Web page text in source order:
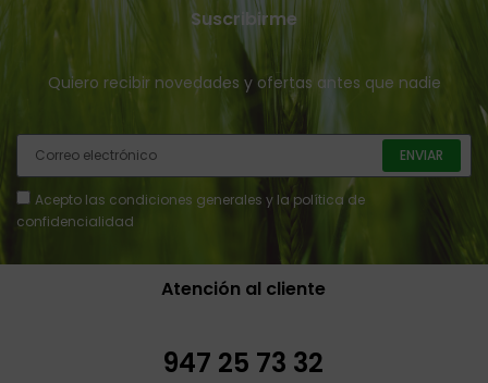
Suscribirme
Quiero recibir novedades y ofertas antes que nadie
Acepto las condiciones generales y la política de
confidencialidad
ENVIAR
Atención al cliente
947 25 73 32